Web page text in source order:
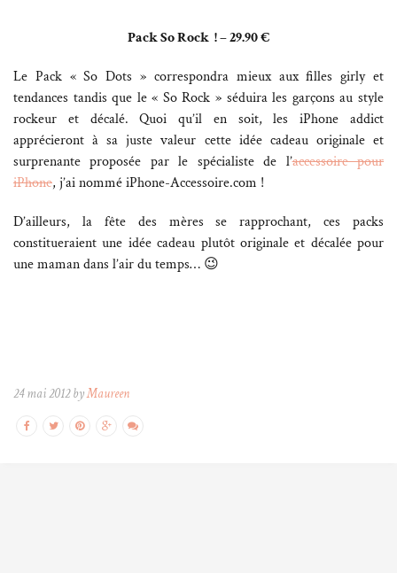
Pack So Rock ! – 29.90 €
Le Pack « So Dots » correspondra mieux aux filles girly et
tendances tandis que le « So Rock » séduira les garçons au style
rockeur et décalé. Quoi qu’il en soit, les iPhone addict
apprécieront à sa juste valeur cette idée cadeau originale et
surprenante proposée par le spécialiste de l’accessoire pour
iPhone, j’ai nommé iPhone-Accessoire.com !
D’ailleurs, la fête des mères se rapprochant, ces packs
constitueraient une idée cadeau plutôt originale et décalée pour
une maman dans l’air du temps… 😉
24 mai 2012 byMaureen